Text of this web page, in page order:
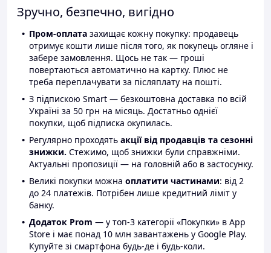
Зручно, безпечно, вигідно
Пром-оплата захищає кожну покупку: продавець
отримує кошти лише після того, як покупець огляне і
забере замовлення. Щось не так — гроші
повертаються автоматично на картку. Плюс не
треба переплачувати за післяплату на пошті.
З підпискою Smart — безкоштовна доставка по всій
Україні за 50 грн на місяць. Достатньо однієї
покупки, щоб підписка окупилась.
Регулярно проходять акції від продавців та сезонні
знижки. Стежимо, щоб знижки були справжніми.
Актуальні пропозиції — на головній або в застосунку.
Великі покупки можна оплатити частинами: від 2
до 24 платежів. Потрібен лише кредитний ліміт у
банку.
Додаток Prom — у топ-3 категорії «Покупки» в App
Store і має понад 10 млн завантажень у Google Play.
Купуйте зі смартфона будь-де і будь-коли.